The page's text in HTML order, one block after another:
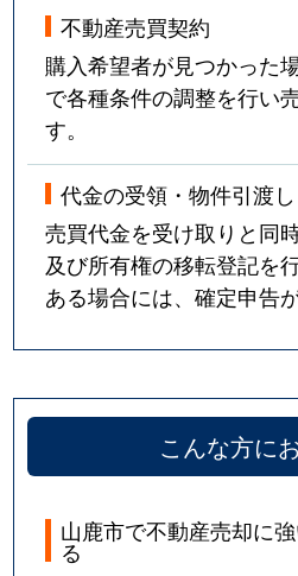
不動産売買契約
購入希望者が見つかった
で各種条件の調整を行い
す。
代金の受領・物件引渡し
売買代金を受け取りと同
及び所有権の移転登記を
ある場合には、確定申告
こんな方に
山鹿市で不動産売却に
る